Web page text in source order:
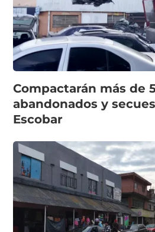
Compactarán más de
abandonados y
Escobar